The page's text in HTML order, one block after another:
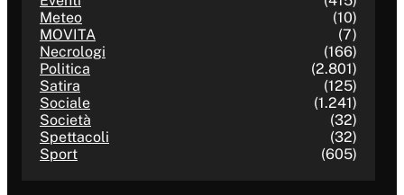
Meteo
(10)
MOVITA
(7)
Necrologi
(166)
Politica
(2.801)
Satira
(125)
Sociale
(1.241)
Società
(32)
Spettacoli
(32)
Sport
(605)